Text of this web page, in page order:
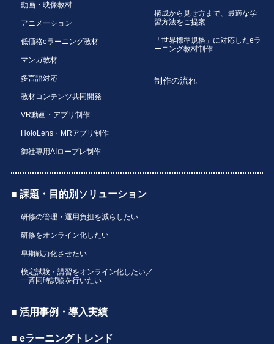
動画・映像教材
アニメーション
低価格eラーニング教材
マンガ教材
多言語対応
教材コンテンツ共同開発
VR動画・アプリ制作
HoloLens・MRアプリ制作
御社専用AIロープレ制作
構成から見せ方まで、最適な学
習方法をご提案
「世界標準規格」に対応したeラ
ーニング教材制作
制作の流れ
■ 課題・目的別ソリューション
研修の管理・運用負担を減らしたい
研修をオンライン化したい
早期戦力化させたい
検定試験・講習をオンライン化したい／
一斉同時試験を行いたい
■ 活用事例・導入実績
■ eラーニングトレンド